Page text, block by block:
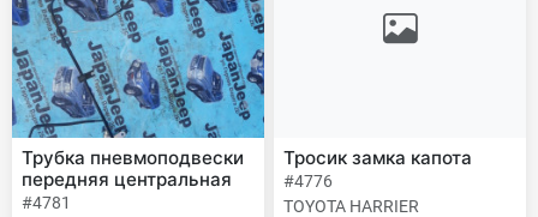
Трубка пневмоподвески
передняя центральная
#4781
Тросик замка капота
#4776
TOYOTA HARRIER